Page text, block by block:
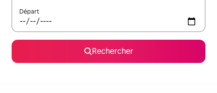
Départ
Rechercher